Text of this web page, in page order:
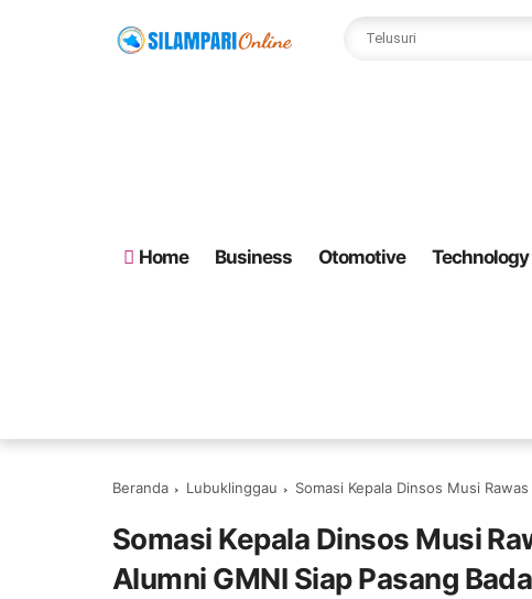
Home Business Otomotive Technology
Beranda Lubuklinggau Somasi Kepala Dinsos Musi
Somasi Kepala Dinsos Musi
Alumni GMNI Siap Pasang